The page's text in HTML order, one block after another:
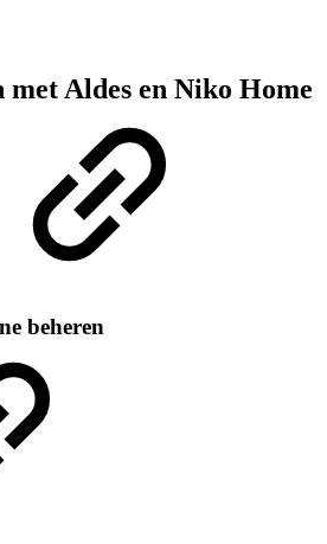
met Aldes en Niko Home
beheren